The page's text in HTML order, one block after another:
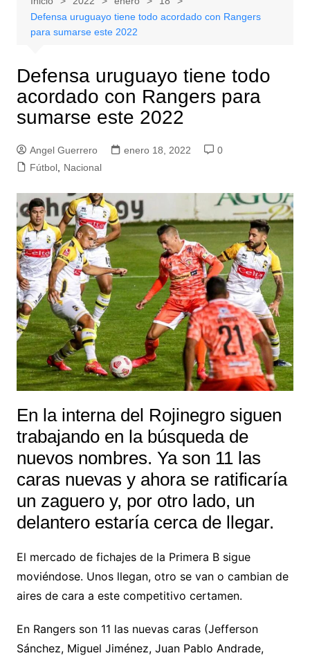
Defensa uruguayo tiene todo acordado con Rangers
para sumarse este 2022
Defensa uruguayo tiene todo
acordado con Rangers para
sumarse este 2022
Angel Guerrero enero 18, 2022
0
Fútbol, Nacional
En la interna del Rojinegro siguen
trabajando en la búsqueda de
nuevos nombres. Ya son 11 las
caras nuevas y ahora se ratificaría
un zaguero y, por otro lado, un
delantero estaría cerca de llegar.
El mercado de fichajes de la Primera B sigue
moviéndose. Unos llegan, otro se van o cambian de
aires de cara a este competitivo certamen.
En Rangers son 11 las nuevas caras (Jefferson
Sánchez, Miguel Jiménez, Juan Pablo Andrade,